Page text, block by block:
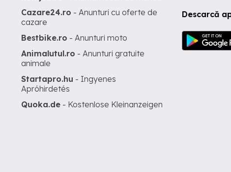
Descarcă
Cazare24.ro - Anunturi cu oferte de
cazare
Bestbike.ro - Anunturi moto
Animalutul.ro - Anunturi gratuite
animale
Startapro.hu - Ingyenes
Apróhirdetés
Quoka.de - Kostenlose Kleinanzeigen